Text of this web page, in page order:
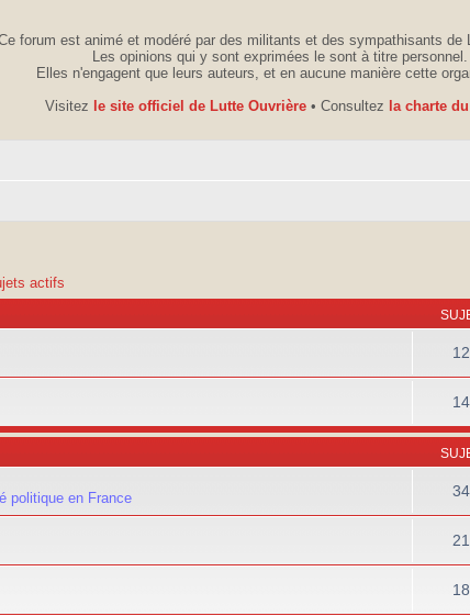
forum est animé et modéré par des militants et des sympathisants de
Les opinions qui y sont exprimées le sont à titre personnel.
Elles n'engagent que leurs auteurs, et en aucune manière cette
Visitez le site officiel de Lutte Ouvrière • Consultez la charte
actifs
politique en France